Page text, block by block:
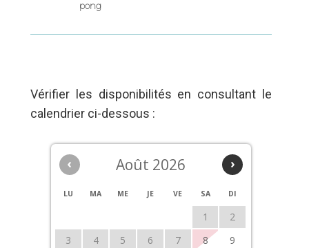
pong
Vérifier les disponibilités en consultant le
calendrier ci-dessous :
‹ ›
Août 2026
LU MA ME JE VE SA DI
1
2
3
4 5 6 7 8
9